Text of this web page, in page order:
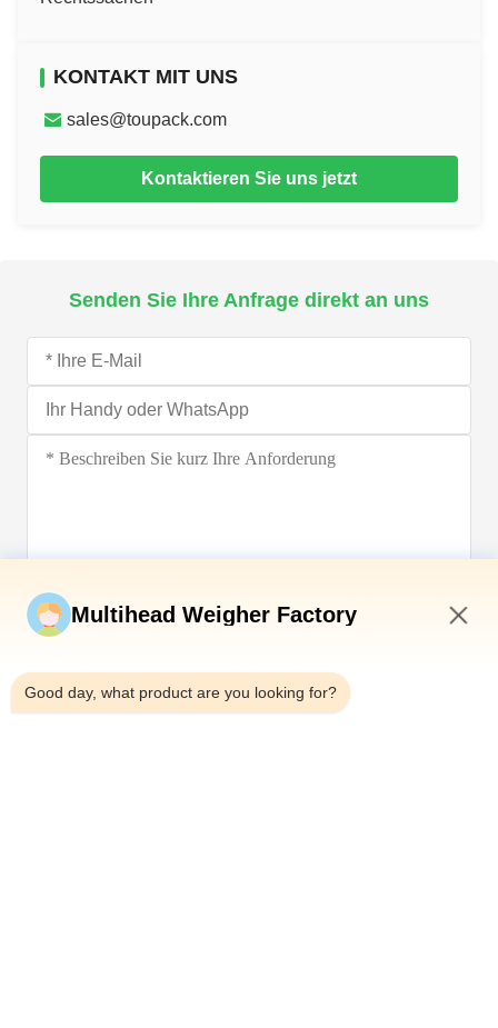
KONTAKT MIT UNS
sales@toupack.com
Kontaktieren Sie uns jetzt
Senden Sie Ihre Anfrage direkt an uns
Multihead Weigher Factory
Good day, what product are you looking for?